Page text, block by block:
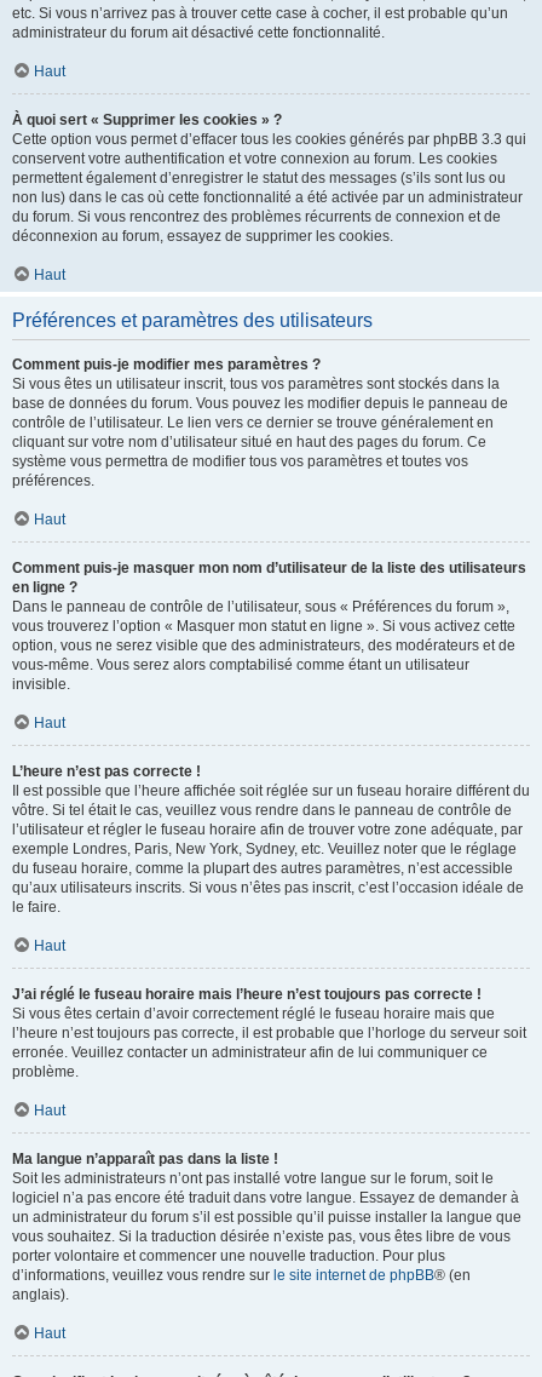
etc. Si vous n’arrivez pas à trouver cette case à cocher, il est probable qu’un
administrateur du forum ait désactivé cette fonctionnalité.
Haut
À quoi sert « Supprimer les cookies » ?
Cette option vous permet d’effacer tous les cookies générés par phpBB 3.3 qui
conservent votre authentification et votre connexion au forum. Les cookies
permettent également d’enregistrer le statut des messages (s’ils sont lus ou
non lus) dans le cas où cette fonctionnalité a été activée par un administrateur
du forum. Si vous rencontrez des problèmes récurrents de connexion et de
déconnexion au forum, essayez de supprimer les cookies.
Haut
Préférences et paramètres des utilisateurs
Comment puis-je modifier mes paramètres ?
Si vous êtes un utilisateur inscrit, tous vos paramètres sont stockés dans la
base de données du forum. Vous pouvez les modifier depuis le panneau de
contrôle de l’utilisateur. Le lien vers ce dernier se trouve généralement en
cliquant sur votre nom d’utilisateur situé en haut des pages du forum. Ce
système vous permettra de modifier tous vos paramètres et toutes vos
préférences.
Haut
Comment puis-je masquer mon nom d’utilisateur de la liste des utilisateurs
en ligne ?
Dans le panneau de contrôle de l’utilisateur, sous « Préférences du forum »,
vous trouverez l’option « Masquer mon statut en ligne ». Si vous activez cette
option, vous ne serez visible que des administrateurs, des modérateurs et de
vous-même. Vous serez alors comptabilisé comme étant un utilisateur
invisible.
Haut
L’heure n’est pas correcte !
Il est possible que l’heure affichée soit réglée sur un fuseau horaire différent du
vôtre. Si tel était le cas, veuillez vous rendre dans le panneau de contrôle de
l’utilisateur et régler le fuseau horaire afin de trouver votre zone adéquate, par
exemple Londres, Paris, New York, Sydney, etc. Veuillez noter que le réglage
du fuseau horaire, comme la plupart des autres paramètres, n’est accessible
qu’aux utilisateurs inscrits. Si vous n’êtes pas inscrit, c’est l’occasion idéale de
le faire.
Haut
J’ai réglé le fuseau horaire mais l’heure n’est toujours pas correcte !
Si vous êtes certain d’avoir correctement réglé le fuseau horaire mais que
l’heure n’est toujours pas correcte, il est probable que l’horloge du serveur soit
erronée. Veuillez contacter un administrateur afin de lui communiquer ce
problème.
Haut
Ma langue n’apparaît pas dans la liste !
Soit les administrateurs n’ont pas installé votre langue sur le forum, soit le
logiciel n’a pas encore été traduit dans votre langue. Essayez de demander à
un administrateur du forum s’il est possible qu’il puisse installer la langue que
vous souhaitez. Si la traduction désirée n’existe pas, vous êtes libre de vous
porter volontaire et commencer une nouvelle traduction. Pour plus
d’informations, veuillez vous rendre sur le site internet de phpBB® (en
anglais).
Haut